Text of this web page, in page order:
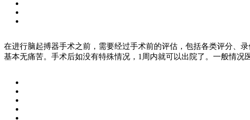
在进行脑起搏器手术之前，需要经过手术前的评估，包括各类评分、
基本无痛苦。手术后如没有特殊情况，1周内就可以出院了。一般情况